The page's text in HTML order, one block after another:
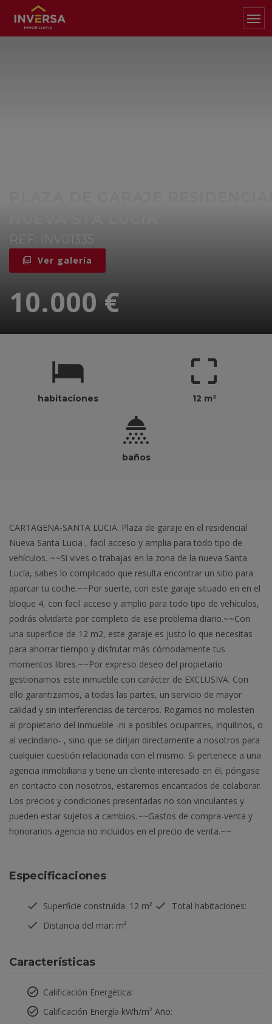
REF: INV01335
Ver galería
10.000 €
habitaciones 12 m²
baños
CARTAGENA-SANTA LUCIA. Plaza de garaje en el residencial
Nueva Santa Lucia , facil acceso y amplia para todo tipo de
vehículos. ~~Si vives o trabajas en la zona de la nueva Santa
Lucía, sabes lo complicado que resulta encontrar un sitio para
aparcar tu coche.~~Por suerte, con este garaje situado en en el
bloque 4, con facil acceso y amplio para todo tipo de vehículos,
podrás olvidarte por completo de ese problema diario.~~Con
una superficie de 12 m2, este garaje es justo lo que necesitas
para ahorrar tiempo y disfrutar más cómodamente tus
momentos libres.~~Por expreso deseo del propietario
gestionamos este inmueble con carácter de EXCLUSIVA. Con
ello garantizamos, a todas las partes, un servicio de mayor
calidad y sin interferencias de terceros. Rogamos no molesten
al propietario del inmueble -ni a posibles ocupantes, inquilinos, o
al vecindario- , sino que se dirijan directamente a nosotros para
cualquier cuestión relacionada con el mismo. Si pertenece a una
agencia inmobiliaria y tiene un cliente interesado en él, póngase
en contacto con nosotros, estaremos encantados de colaborar.
Los precios y condiciones presentadas no son vinculantes y
pueden estar sujetos a cambios.~~Gastos de compra-venta y
honorarios agencia no incluidos en el precio de venta.~~
Especificaciones
Superficie construída: 12 m²
Total habitaciones:
Distancia del mar: m²
Características
Calificación Energética:
Calificación Energía kWh/m² Año: